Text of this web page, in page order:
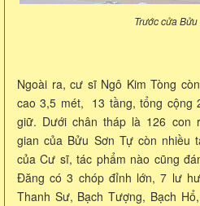
Trước cửa Bửu
Ngoài ra, cư sĩ Ngô Kim Tòng
cao 3,5 mét, 13 tầng, tổng cộng
giữ. Dưới chân tháp là 126 con
gian của Bửu Sơn Tự còn nhiều
của Cư sĩ, tác phẩm nào cũng
Đăng có 3 chóp đỉnh lớn, 7 lư
Thanh Sư, Bạch Tượng, Bạch